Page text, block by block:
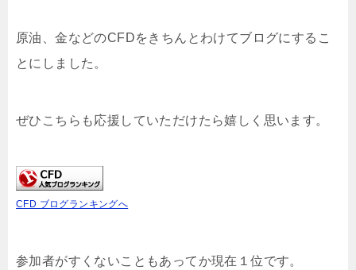
原油、金などのCFDをきちんとわけてブログにするこ
とにしました。
ぜひこちらも応援していただけたら嬉しく思います。
CFD ブログランキングへ
参加者がすくないこともあってか現在１位です。